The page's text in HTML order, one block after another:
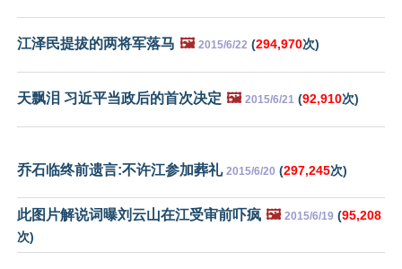
江泽民提拔的两将军落马 🖼️ 2015/6/22 (294,970次)
天飘泪 习近平当政后的首次决定 🖼️ 2015/6/21 (92,910次)
乔石临终前遗言:不许江参加葬礼 2015/6/20 (297,245次)
此图片解说词曝刘云山在江受审前吓疯 🖼️ 2015/6/19 (95,208
次)